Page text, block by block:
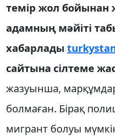
темір жол бойынан
адамның мәйіті
хабарлады
сайтына сілтеме
жазуынша,
болмаған. Бірақ
мигрант болуы